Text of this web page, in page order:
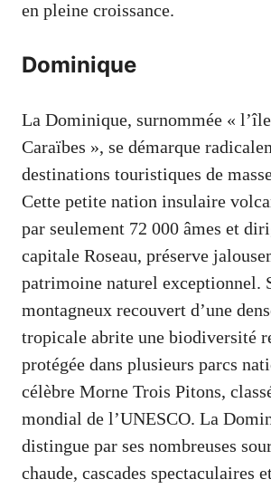
en pleine croissance.
Dominique
La Dominique, surnommée «
Caraïbes », se démarque
destinations touristiques de
Cette petite nation insulaire
par seulement 72 000 âmes et
capitale Roseau, préserve
patrimoine naturel exceptionnel.
montagneux recouvert d’une
tropicale abrite une biodiversité
protégée dans plusieurs parcs
célèbre Morne Trois Pitons,
mondial de l’UNESCO. La
distingue par ses nombreuses
chaude, cascades spectaculaires